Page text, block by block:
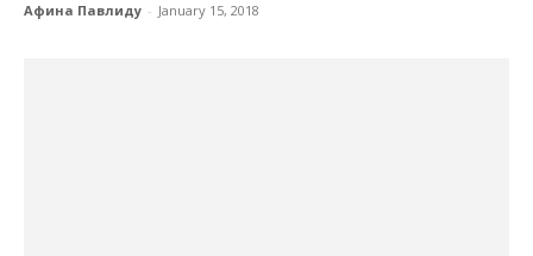
Афина Павлиду - January 15, 2018